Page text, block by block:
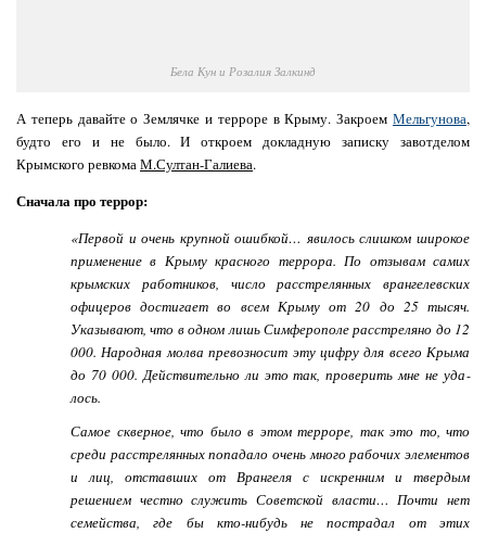
Бела Кун и Розалия Залкинд
А теперь давайте о Землячке и терроре в Крыму. Закроем Мельгунова,
будто его и не было. И откроем докладную записку завотделом
Крымского ревкома М.Султан-Галиева.
Сначала про террор:
«Первой и очень крупной ошибкой… явилось слишком широкое
применение в Крыму красного террора. По отзывам самих
крым­ских работников, число расстрелянных врангелевских
офицеров достигает во всем Крыму от 20 до 25 тысяч.
Указывают, что в одном лишь Симферо­поле расстреляно до 12
000. Народная молва превозносит эту цифру для всего Крыма
до 70 000. Действительно ли это так, проверить мне не уда­
лось.
Самое скверное, что было в этом терроре, так это то, что
среди расстре­лянных попадало очень много рабочих элементов
и лиц, отставших от Врангеля с искренним и твердым
решением честно служить Советской вла­сти… Почти нет
семейства, где бы кто-нибудь не по­страдал от этих